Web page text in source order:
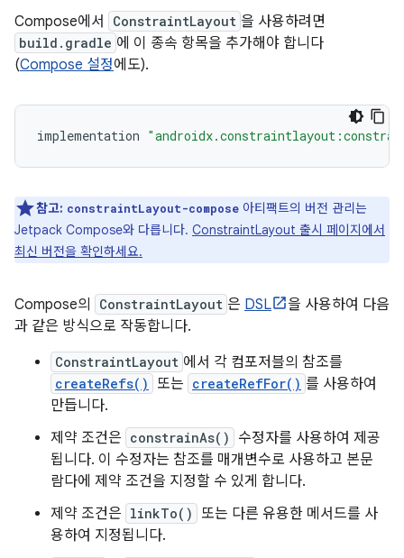
Compose에서 ConstraintLayout 을 사용하려면
build.gradle 에 이 종속 항목을 추가해야 합니다
(Compose 설정에도).
implementation
참고: constraintLayout-compose 아티팩트의 버전 관리는
Jetpack Compose와 다릅니다. ConstraintLayout 출시 페이지에서
최신 버전을 확인하세요.
Compose의 ConstraintLayout 은 DSL
을 사용하여 다음
과 같은 방식으로 작동합니다.
ConstraintLayout 에서 각 컴포저블의 참조를
createRefs() 또는 createRefFor() 를 사용하여
만듭니다.
제약 조건은 constrainAs()
수정자를 사용하여 제공
됩니다. 이 수정자는 참조를 매개변수로 사용하고 본문
람다에 제약 조건을 지정할 수 있게 합니다.
제약 조건은 linkTo()
또는 다른 유용한 메서드를 사
용하여 지정됩니다.